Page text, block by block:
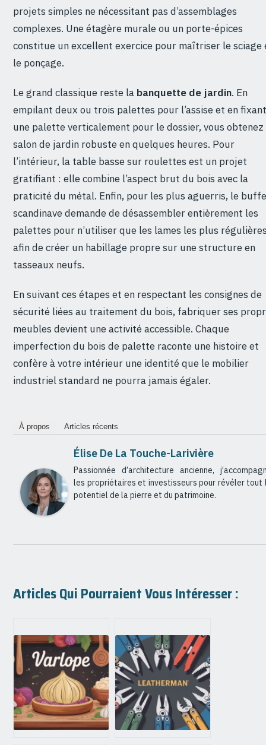
projets simples ne nécessitant pas d’assemblages
complexes. Une étagère murale ou un porte-épices
constitue un excellent exercice pour maîtriser le sciage
le ponçage.
Le grand classique reste la banquette de jardin. En
empilant deux ou trois palettes pour l’assise et en fixant
une palette verticalement pour le dossier, vous obtenez
salon de jardin robuste en quelques heures. Pour
l’intérieur, la table basse sur roulettes est un projet
gratifiant : elle combine l’aspect brut du bois avec la
praticité du métal. Enfin, pour les plus aguerris, le
scandinave demande de désassembler entièrement les
palettes pour n’utiliser que les lames les plus
afin de créer un habillage propre sur une structure en
tasseaux neufs.
En suivant ces étapes et en respectant les consignes de
sécurité liées au traitement du bois, fabriquer ses
meubles devient une activité accessible. Chaque
imperfection du bois de palette raconte une histoire et
confère à votre intérieur une identité que le mobilier
industriel standard ne pourra jamais égaler.
À propos Articles récents
Élise De La Touche-Larivière
Passionnée d’architecture ancienne,
les propriétaires et investisseurs pour révéler tout
potentiel de la pierre et du patrimoine.
Articles Qui Pourraient Vous Intéresser :